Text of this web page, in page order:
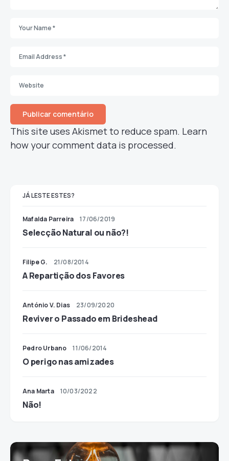
This site uses Akismet to reduce spam. Learn
how your comment data is processed.
JÁ LESTE ESTES?
Mafalda Parreira 17/06/2019
Selecção Natural ou não?!
Filipe G. 21/08/2014
A Repartição dos Favores
António V. Dias 23/09/2020
Reviver o Passado em Brideshead
Pedro Urbano 11/06/2014
O perigo nas amizades
Ana Marta 10/03/2022
Não!